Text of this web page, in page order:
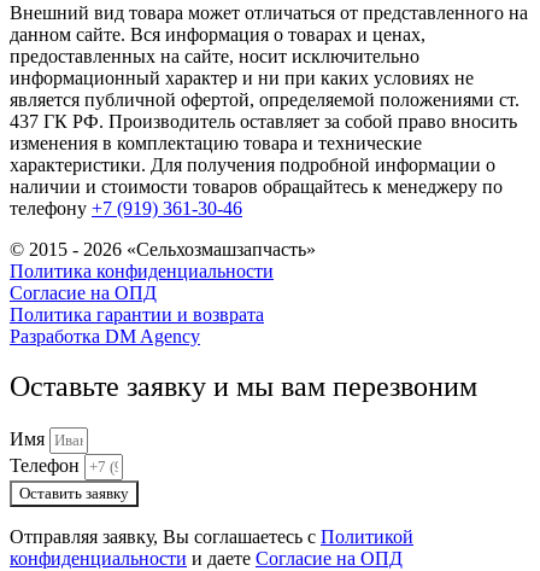
Внешний вид товара может отличаться от представленного на
данном сайте. Вся информация о товарах и ценах,
предоставленных на сайте, носит исключительно
информационный характер и ни при каких условиях не
является публичной офертой, определяемой положениями ст.
437 ГК РФ. Производитель оставляет за собой право вносить
изменения в комплектацию товара и технические
характеристики. Для получения подробной информации о
наличии и стоимости товаров обращайтесь к менеджеру по
телефону +7 (919) 361-30-46
© 2015 - 2026 «Сельхозмашзапчасть»
Политика конфиденциальности
Согласие на ОПД
Политика гарантии и возврата
Разработка DM Agency
Оставьте заявку и мы вам перезвоним
Имя
Телефон
Оставить заявку
Отправляя заявку, Вы соглашаетесь с Политикой
конфиденциальности и даете Согласие на ОПД